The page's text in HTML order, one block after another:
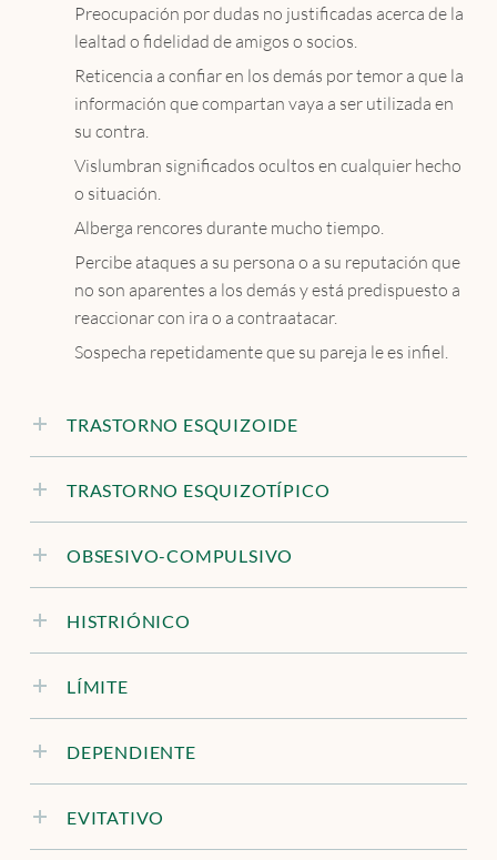
Preocupación por dudas no justificadas acerca de la
lealtad o fidelidad de amigos o socios.
Reticencia a confiar en los demás por temor a que la
información que compartan vaya a ser utilizada en
su contra.
Vislumbran significados ocultos en cualquier hecho
o situación.
Alberga rencores durante mucho tiempo.
Percibe ataques a su persona o a su reputación que
no son aparentes a los demás y está predispuesto a
reaccionar con ira o a contraatacar.
Sospecha repetidamente que su pareja le es infiel.
TRASTORNO ESQUIZOIDE
TRASTORNO ESQUIZOTÍPICO
OBSESIVO-COMPULSIVO
HISTRIÓNICO
LÍMITE
DEPENDIENTE
EVITATIVO